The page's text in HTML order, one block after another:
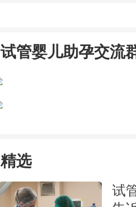
试管婴儿助孕交流
精选
试